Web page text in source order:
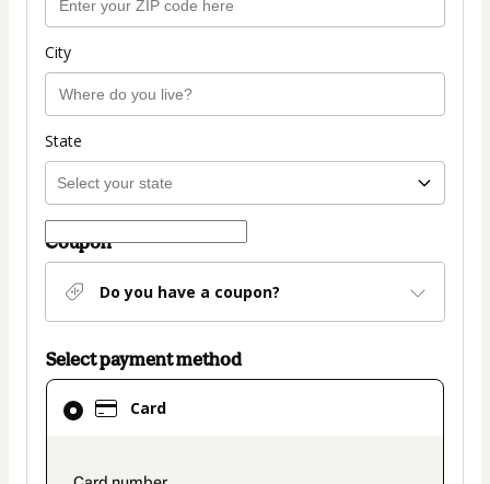
City
State
Coupon
Do you have a coupon?
Select payment method
Card
Card
selected